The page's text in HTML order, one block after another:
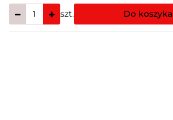
szt. Do koszyka